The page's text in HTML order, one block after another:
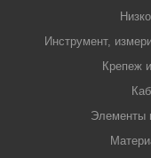
Инструмент,
Крепеж
Элементы